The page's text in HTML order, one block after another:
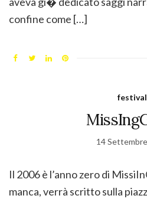
confine come […]
festival
14
Il 2006 è l’anno zero di
manca, verrà scritto sulla